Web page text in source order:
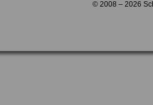
© 2008 – 2026